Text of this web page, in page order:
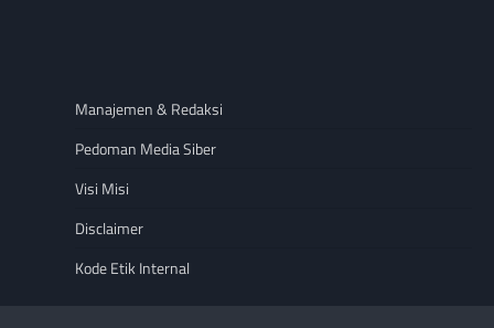
Manajemen & Redaksi
Pedoman Media Siber
Visi Misi
Disclaimer
Kode Etik Internal